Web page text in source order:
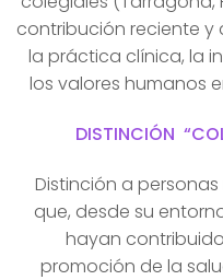
contribución reciente
la práctica clínica, la
los valores humanos
DISTINCIÓN
Distinción a
que, desde su
hayan
promoción de la